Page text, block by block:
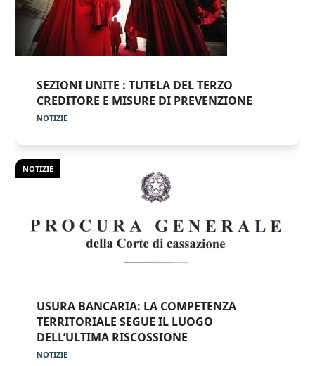
SEZIONI UNITE : TUTELA DEL TERZO
CREDITORE E MISURE DI PREVENZIONE
NOTIZIE
NOTIZIE
USURA BANCARIA: LA COMPETENZA
TERRITORIALE SEGUE IL LUOGO
DELL’ULTIMA RISCOSSIONE
NOTIZIE